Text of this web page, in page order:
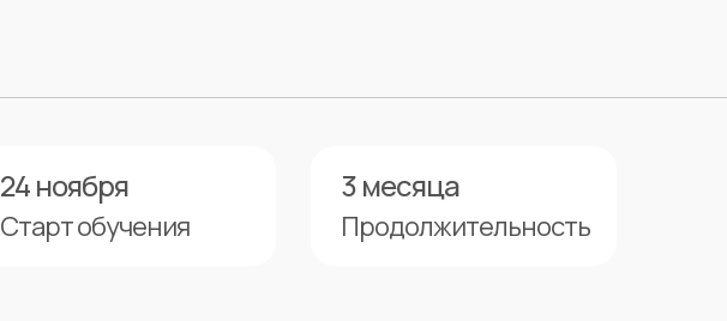
24 ноября
Старт обучения
3 месяца
Продолжительность